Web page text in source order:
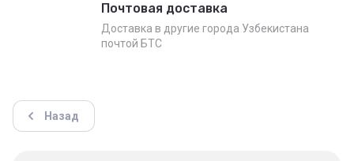
Почтовая доставка
Доставка в другие города Узбекистана
почтой БТС
Назад